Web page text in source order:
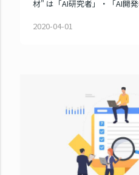
材" は「AI研究者」・「AI開
2020-04-01